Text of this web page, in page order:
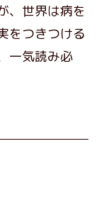
、世界は病を
をつきつける
一気読み必